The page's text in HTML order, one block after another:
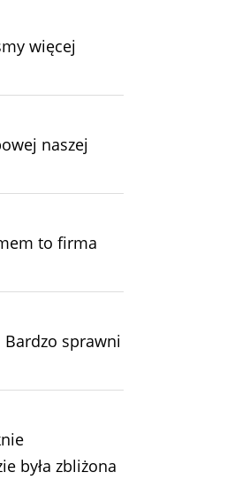
więcej
naszej
to firma
sprawni
była zbliżona